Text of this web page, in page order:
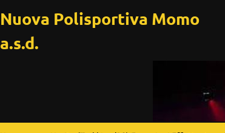
Nuova Polisportiva Momo
a.s.d.